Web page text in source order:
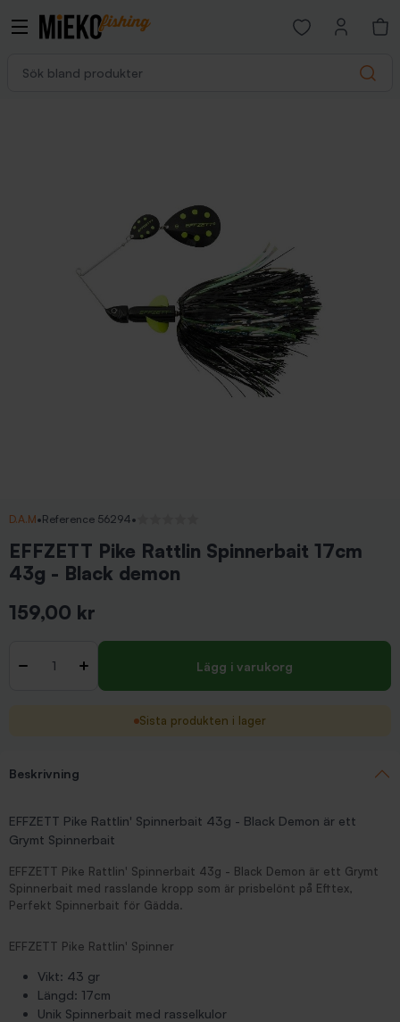
Search
Open favorites
D.A.M•Reference 56294•
EFFZETT Pike Rattlin Spinnerbait 17cm
43g - Black demon
159,00 kr
- + Lägg i varukorg
Sista produkten i lager
Beskrivning
EFFZETT Pike Rattlin' Spinnerbait 43g - Black Demon är ett
Grymt Spinnerbait
EFFZETT Pike Rattlin' Spinnerbait 43g - Black Demon är ett Grymt
Spinnerbait med rasslande kropp som är prisbelönt på Efttex,
Perfekt Spinnerbait för Gädda.
EFFZETT Pike Rattlin' Spinner
Vikt: 43 gr
Längd: 17cm
Unik Spinnerbait med rasselkulor